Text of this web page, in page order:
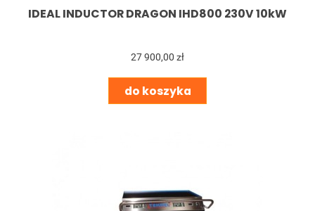
IDEAL INDUCTOR DRAGON IHD800 230V 10kW
27 900,00 zł
do koszyka